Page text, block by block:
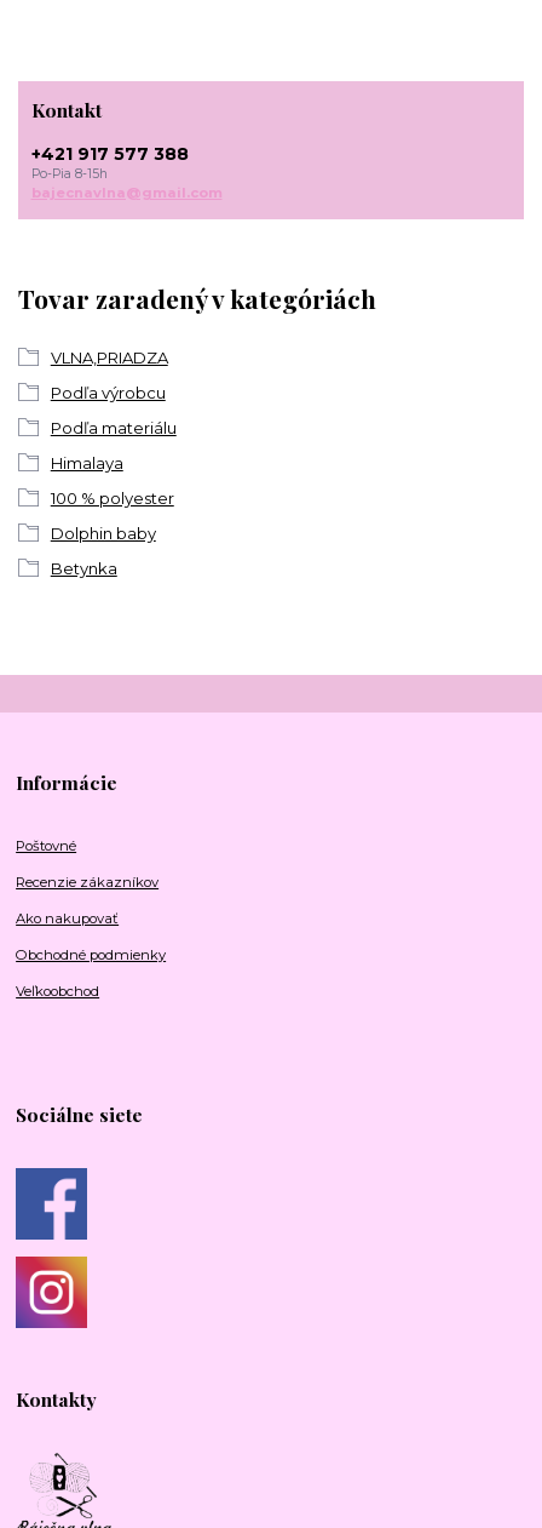
Tovar zaradený v kategóriách
VLNA,PRIADZA
Podľa výrobcu
Podľa materiálu
Himalaya
100 % polyester
Dolphin baby
Betynka
Kontakt
+421 917 577 388
Po-Pia 8-15h
bajecnavlna@gmail.com
Informácie
Poštovné
Recenzie zákazníkov
Ako nakupovať
Obchodné podmienky
Veľkoobchod
Sociálne siete
Kontakty